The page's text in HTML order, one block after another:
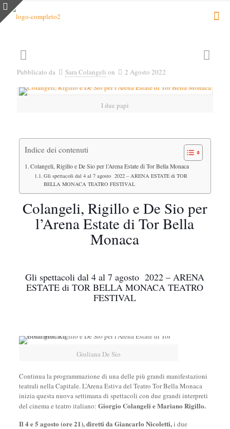
Pubblicato da Sara Colangeli on 2 Agosto 2022
I due papi
Indice dei contenuti
Colangeli, Rigillo e De Sio per l’Arena Estate di Tor Bella Monaca
Gli spettacoli dal 4 al 7 agosto 2022 – ARENA ESTATE di TOR
BELLA MONACA TEATRO FESTIVAL
Colangeli, Rigillo e De Sio per
l’Arena Estate di Tor Bella
Monaca
Gli spettacoli dal 4 al 7 agosto 2022 – ARENA
ESTATE di TOR BELLA MONACA TEATRO
FESTIVAL
Giuliana De Sio
Continua la programmazione di una delle più grandi manifestazioni
teatrali nella Capitale. L’Arena Estiva del Teatro Tor Bella Monaca
inizia questa nuova settimana di spettacoli con due grandi interpreti
del cinema e teatro italiano: Giorgio Colangeli e Mariano Rigillo.
Il 4 e 5 agosto (ore 21), diretti da Giancarlo Nicoletti,i due